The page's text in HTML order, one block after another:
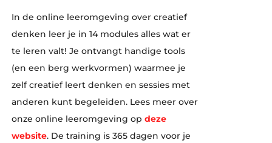
In de online leeromgeving over creatief
denken leer je in 14 modules alles wat er
te leren valt! Je ontvangt handige tools
(en een berg werkvormen) waarmee je
zelf creatief leert denken en sessies met
anderen kunt begeleiden. Lees meer over
onze online leeromgeving op deze
website. De training is 365 dagen voor je